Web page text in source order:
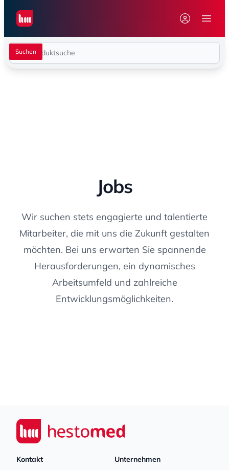
Seiwert GmbH
Menü
Jobs
Wir suchen stets engagierte und talentierte
Mitarbeiter, die mit uns die Zukunft gestalten
möchten. Bei uns erwarten Sie spannende
Herausforderungen, ein dynamisches
Arbeitsumfeld und zahlreiche
Entwicklungsmöglichkeiten.
Seiwert GmbH
Kontakt
Unternehmen